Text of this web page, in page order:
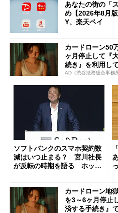
あなたの街の「
め【2026年8月
Y、楽天ペイ
カードローン50
ヶ月停止して『
続き』を利用し
AD（渋谷法務総合事務
ソフトバンクのスマホ契約数
減はいつ止まる？ 宮川社長
が反転の時期を語る ホッピ
カードローン地
を3～6ヶ月停止
済する手続き』